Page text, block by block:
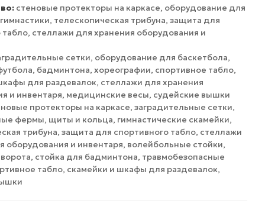
стеновые протекторы на каркасе, оборудование для
телескопическая трибуна, защита для
табло, стеллажи для хранения оборудования и
сетки, оборудование для баскетбола,
бадминтона, хореографии, спортивное табло,
для раздевалок, стеллажи для хранения
и инвентаря, медицинские весы, судейские вышки
протекторы на каркасе, заградительные сетки,
фермы, щиты и кольца, гимнастические скамейки,
трибуна, защита для спортивного табло, стеллажи
оборудования и инвентаря, волейбольные стойки,
стойка для бадминтона, травмобезопасные
табло, скамейки и шкафы для раздевалок,